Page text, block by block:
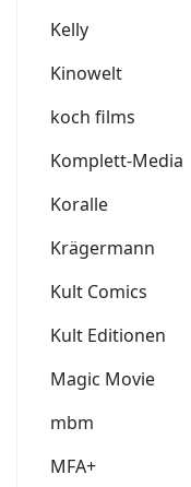
Kelly
Kinowelt
koch films
Komplett-Media
Koralle
Krägermann
Kult Comics
Kult Editionen
Magic Movie
mbm
MFA+